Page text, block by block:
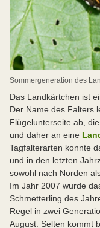
Sommergeneration des
Das Landkärtchen ist
Der Name des Falters
Flügelunterseite ab,
und daher an eine
Tagfalterarten konnte
und in den letzten
sowohl nach Norden
Im Jahr 2007 wurde
Schmetterling des
Regel in zwei
August. Selten kommt